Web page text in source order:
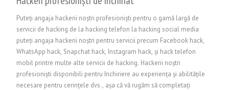
Puteți angaja hackerii noștri profesioniști pentru o gamă largă de
servicii de hacking de la hacking telefon la hacking social media
puteți angaja hackerii noștri pentru servicii precum Facebook hack,
WhatsApp hack, Snapchat hack, Instagram hack, și hack telefon
mobil printre multe alte servicii de hacking. Hackerii noștri
profesioniști disponibili pentru închiriere au experiența și abilitățile
necesare pentru cerințele dvs., așa că vă rugăm să completați